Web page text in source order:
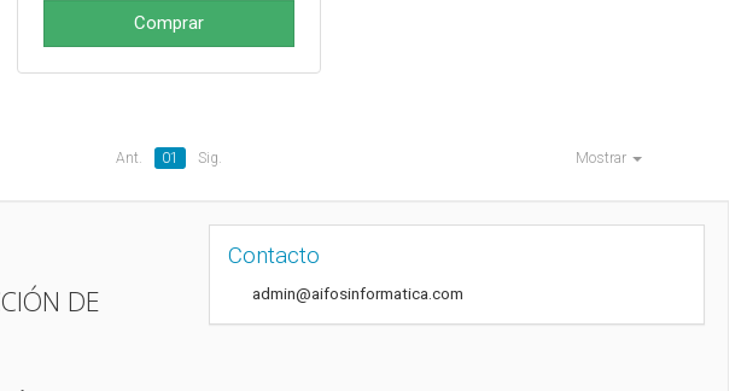
Comprar
Ant. 01 Sig. Mostrar
DE
Contacto
admin@aifosinformatica.com